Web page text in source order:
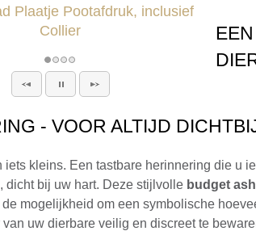
EEN
- VOOR ALTIJD
iets kleins. Een tastbare herinnering die u
dicht bij uw hart. Deze stijlvolle budget
de mogelijkheid om een symbolische
uw dierbare veilig en discreet te